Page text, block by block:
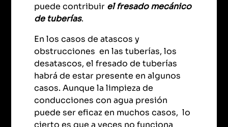
puede contribuir el fresado mecánico
de tuberías.
En los casos de atascos y
obstrucciones en las tuberías, los
desatascos, el fresado de tuberías
habrá de estar presente en algunos
casos. Aunque la limpieza de
conducciones con agua presión
puede ser eficaz en muchos casos, lo
cierto es que a veces no funciona